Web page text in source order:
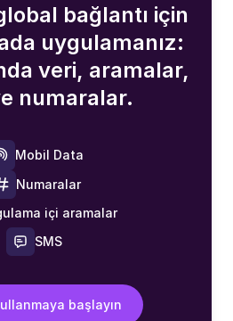
bağlantı için
uygulamanız:
veri, aramalar,
numaralar.
Mobil Data
Numaralar
içi aramalar
SMS
başlayın